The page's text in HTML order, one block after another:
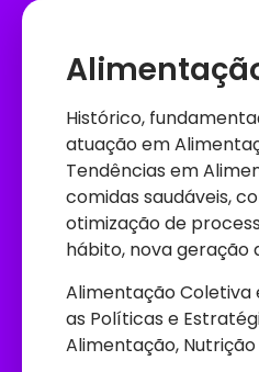
Histórico,
atuação em
Tendências em
comidas saudáveis,
otimização de
hábito, nova geração
Alimentação Coletiva
as Políticas e
Alimentação, Nutrição